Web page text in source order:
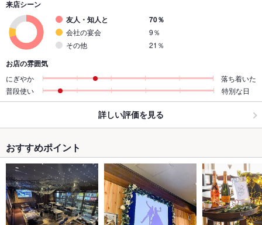
来店シーン
友人・知人と
70％
会社の宴会
9％
その他
21％
お店の雰囲気
にぎやか
落ち着いた
普段使い
特別な日
詳しい評価を見る
おすすめポイント